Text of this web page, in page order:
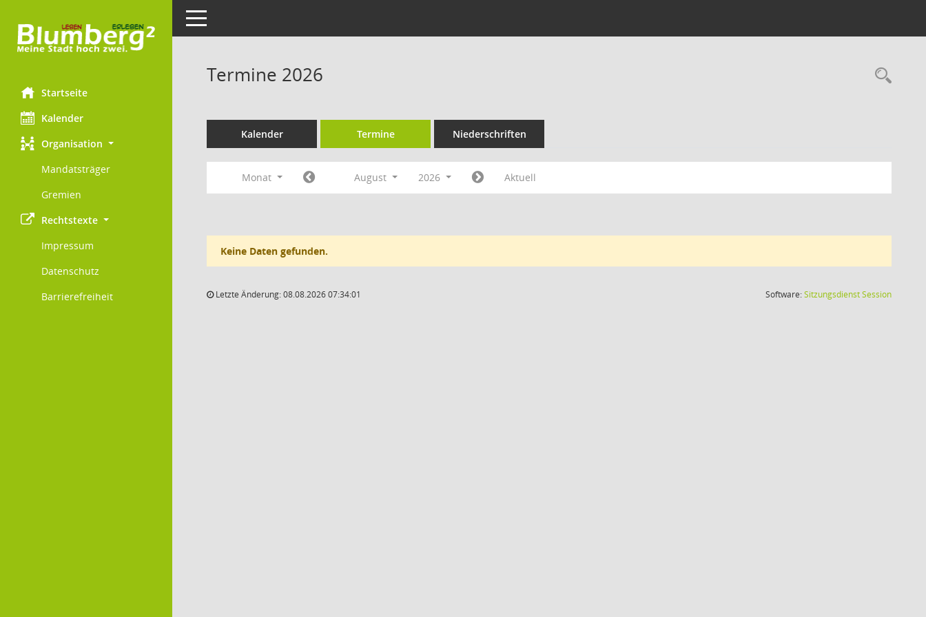
Startseite
Kalender
Organisation
Mandatsträger
Gremien
Rechtstexte
Impressum
Datenschutz
Barrierefreiheit
Toggle navigation
Termine 2026
Kalender Termine Niederschriften
Monat August 2026 Aktuell
Keine Daten gefunden.
Letzte Änderung: 08.08.2026 07:34:01 Software:SitzungsdienstSession(Wird in